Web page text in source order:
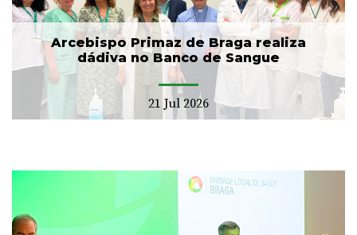
Arcebispo Primaz de Braga realiza
dádiva no Banco de Sangue
21 Jul 2026